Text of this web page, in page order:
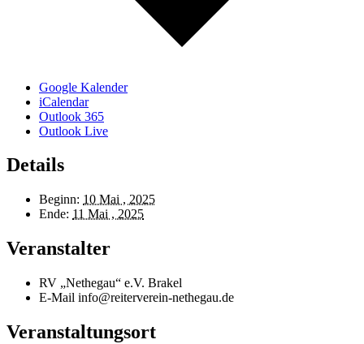
Google Kalender
iCalendar
Outlook 365
Outlook Live
Details
Beginn: 10 Mai , 2025
Ende: 11 Mai , 2025
Veranstalter
RV „Nethegau“ e.V. Brakel
E-Mail info@reiterverein-nethegau.de
Veranstaltungsort